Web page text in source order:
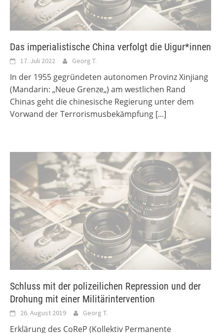
Das imperialistische China verfolgt die Uigur*innen
17. Juli 2022 Georg T.
In der 1955 gegründeten autonomen Provinz Xinjiang
(Mandarin: „Neue Grenze„) am westlichen Rand
Chinas geht die chinesische Regierung unter dem
Vorwand der Terrorismusbekämpfung [...]
Schluss mit der polizeilichen Repression und der
Drohung mit einer Militärintervention
26. August 2019 Georg T.
Erklärung des CoReP (Kollektiv Permanente